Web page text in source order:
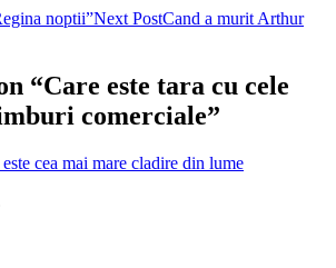
noptii”Next PostCand a murit Arthur
“Care este tara cu cele
comerciale”
cea mai mare cladire din lume